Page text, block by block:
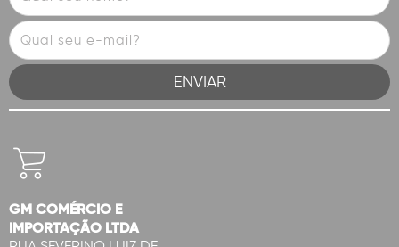
GM COMÉRCIO E
IMPORTAÇÃO LTDA